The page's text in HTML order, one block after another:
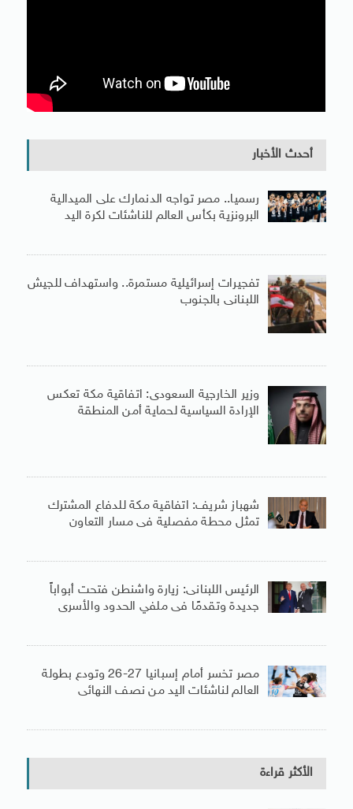
أحدث الأخبار
رسميا.. مصر تواجه الدنمارك على الميدالية
البرونزية بكأس العالم للناشئات لكرة اليد
تفجيرات إسرائيلية مستمرة.. واستهداف للجيش
اللبنانى بالجنوب
وزير الخارجية السعودى: اتفاقية مكة تعكس
الإرادة السياسية لحماية أمن المنطقة
شهباز شريف: اتفاقية مكة للدفاع المشترك
تمثل محطة مفصلية فى مسار التعاون
الرئيس اللبنانى: زيارة واشنطن فتحت أبواباً
جديدة وتقدمًا فى ملفي الحدود والأسرى
مصر تخسر أمام إسبانيا 27-26 وتودع بطولة
العالم لناشئات اليد من نصف النهائى
الأكثر قراءة